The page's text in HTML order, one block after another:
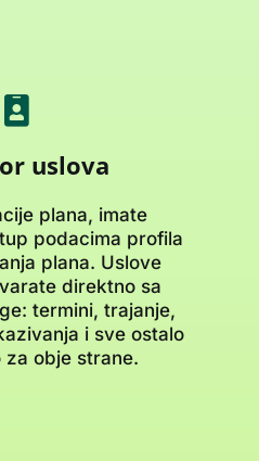
uslova
plana, imate
podacima profila
plana. Uslove
direktno sa
termini, trajanje,
i sve ostalo
za obje strane.